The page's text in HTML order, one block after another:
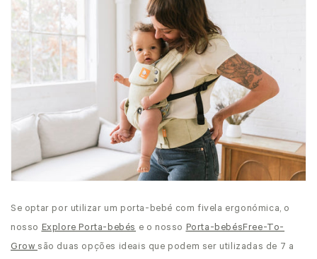
Se optar por utilizar um porta-bebé com fivela ergonómica, o
nosso Explore Porta-bebés e o nosso Porta-bebésFree-To-
Grow são duas opções ideais que podem ser utilizadas de 7 a